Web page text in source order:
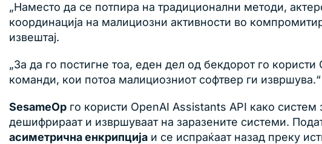
„Наместо да се потпира на традиционални методи,
координација на малициозни активности во
извештај.
„За да го постигне тоа, еден дел од бекдорот го
команди, кои потоа малициозниот софтвер ги извршува.“
SesameOp го користи OpenAI Assistants API како
дешифрираат и извршуваат на заразените системи.
асиметрична енкрипција и се испраќаат назад преку